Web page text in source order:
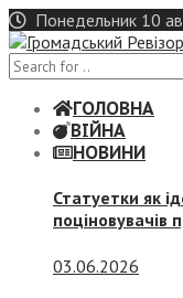
Skip
to
content
Понедельник 10
ГОЛОВНА
ВІЙНА
НОВИНИ
Статуетки як
поціновувачів
03.06.2026